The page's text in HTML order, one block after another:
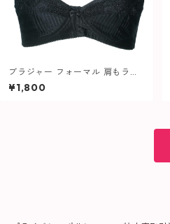
ブラジャー フォーマル 肩もラク
ラク 2WAY生地 ノンワイヤーブ
ラ 012 大きいサイズ レディース
¥1,800